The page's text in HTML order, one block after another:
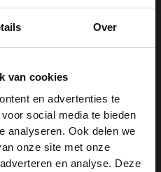
Over
van cookies
en advertenties te
social media te bieden
analyseren. Ook delen we
onze site met onze
en analyse. Deze